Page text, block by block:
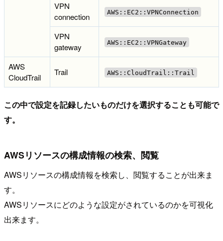
VPN
connection
AWS::EC2::VPNConnection
VPN
gateway
AWS::EC2::VPNGateway
AWS
CloudTrail
Trail AWS::CloudTrail::Trail
この中で設定を記録したいものだけを選択することも可能で
す。
AWSリソースの構成情報の検索、閲覧
AWSリソースの構成情報を検索し、閲覧することが出来ま
す。
AWSリソースにどのような設定がされているのかを可視化
出来ます。